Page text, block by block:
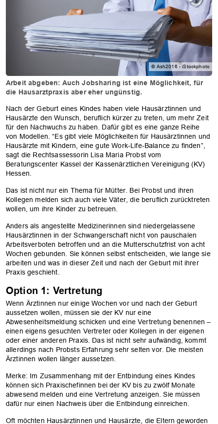
© Ash2016 - iStockphoto
Arbeit abgeben: Auch Jobsharing ist eine Möglichkeit, für
die Hausarztpraxis aber eher ungünstig.
Nach der Geburt eines Kindes haben viele Hausärztinnen und
Hausärzte den Wunsch, beruflich kürzer zu treten, um mehr Zeit
für den Nachwuchs zu haben. Dafür gibt es eine ganze Reihe
von Modellen. “Es gibt viele Möglichkeiten für Hausärztinnen und
Hausärzte mit Kindern, eine gute Work-Life-Balance zu finden”,
sagt die Rechtsassessorin Lisa Maria Probst vom
Beratungscenter Kassel der Kassenärztlichen Vereinigung (KV)
Hessen.
Das ist nicht nur ein Thema für Mütter. Bei Probst und ihren
Kollegen melden sich auch viele Väter, die beruflich zurücktreten
wollen, um ihre Kinder zu betreuen.
Anders als angestellte Medizinerinnen sind niedergelassene
Hausärztinnen in der Schwangerschaft nicht von pauschalen
Arbeitsverboten betroffen und an die Mutterschutzfrist von acht
Wochen gebunden. Sie können selbst entscheiden, wie lange sie
arbeiten und was in dieser Zeit und nach der Geburt mit ihrer
Praxis geschieht.
Option 1: Vertretung
Wenn Ärztinnen nur einige Wochen vor und nach der Geburt
aussetzen wollen, müssen sie der KV nur eine
Abwesenheitsmeldung schicken und eine Vertretung benennen –
einen eigens gesuchten Vertreter oder Kollegen in der eigenen
oder einer anderen Praxis. Das ist nicht sehr aufwändig, kommt
allerdings nach Probsts Erfahrung sehr selten vor. Die meisten
Ärztinnen wollen länger aussetzen.
Merke: Im Zusammenhang mit der Entbindung eines Kindes
können sich Praxischefinnen bei der KV bis zu zwölf Monate
abwesend melden und eine Vertretung anzeigen. Sie müssen
dafür nur einen Nachweis über die Entbindung einreichen.
Oft möchten Hausärztinnen und Hausärzte, die Eltern geworden